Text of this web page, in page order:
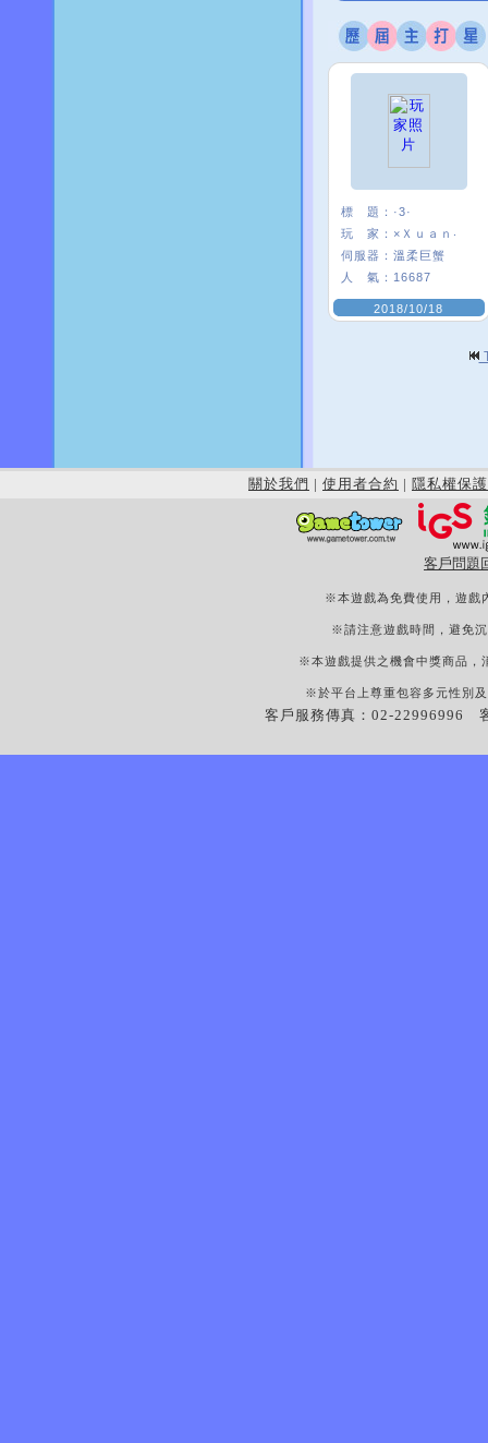
標 題： ·3·
玩 家： ×Ｘｕａｎ‧
伺服器： 溫柔巨蟹
人 氣： 16687
2018/10/18
關於我們 | 使用者合約 | 隱私權保護
客戶問題
※本遊戲為免費使用，遊戲
※請注意遊戲時間，避免
※本遊戲提供之機會中獎商品，
※於平台上尊重包容多元性別
客戶服務傳真：02-22996996